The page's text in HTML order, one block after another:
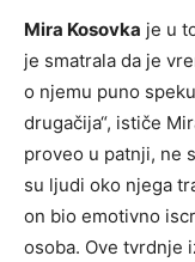
Mira Kosovka je u
je smatrala da je
o njemu puno
drugačija“, ističe
proveo u patnji, ne
su ljudi oko njega
on bio emotivno
osoba. Ove tvrdnje